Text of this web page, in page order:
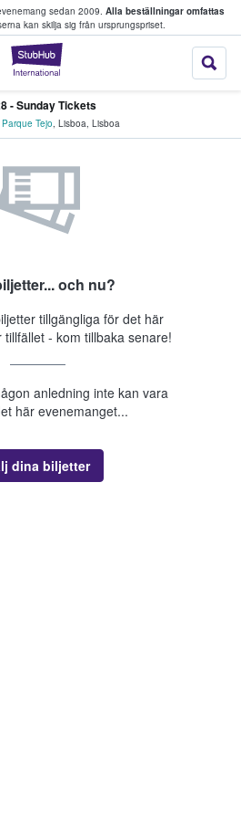
sedan 2009. Alla beställningar omfattas
kan skilja sig från ursprungspriset.
StubHub – där
biljetter.
- Sunday Tickets
Parque Tejo, Lisboa, Lisboa
och nu?
tillgängliga för det här
- kom tillbaka senare!
anledning inte kan vara
här evenemanget...
dina biljetter